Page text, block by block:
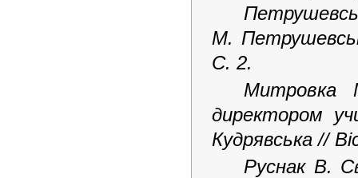
М.
С. 2.
Митровка
директором
Кудрявська //
Руснак В.